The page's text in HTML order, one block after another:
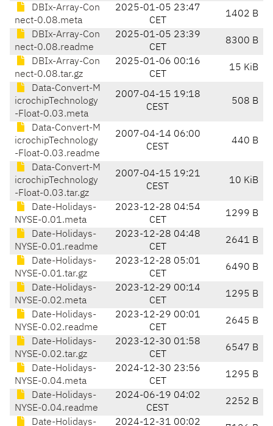
DBIx-Array-Con
nect-0.08.meta
2025-01-05 23:47
CET
1402 B
DBIx-Array-Con
nect-0.08.readme
2025-01-05 23:39
CET
8300 B
DBIx-Array-Con
nect-0.08.tar.gz
2025-01-06 00:16
CET
15 KiB
Data-Convert-M
icrochipTechnology
-Float-0.03.meta
2007-04-15 19:18
CEST
508 B
Data-Convert-M
icrochipTechnology
-Float-0.03.readme
2007-04-14 06:00
CEST
440 B
Data-Convert-M
icrochipTechnology
-Float-0.03.tar.gz
2007-04-15 19:21
CEST
10 KiB
Date-Holidays-
NYSE-0.01.meta
2023-12-28 04:54
CET
1299 B
Date-Holidays-
NYSE-0.01.readme
2023-12-28 04:48
CET
2641 B
Date-Holidays-
NYSE-0.01.tar.gz
2023-12-28 05:01
CET
6490 B
Date-Holidays-
NYSE-0.02.meta
2023-12-29 00:14
CET
1295 B
Date-Holidays-
NYSE-0.02.readme
2023-12-29 00:01
CET
2645 B
Date-Holidays-
NYSE-0.02.tar.gz
2023-12-30 01:58
CET
6547 B
Date-Holidays-
NYSE-0.04.meta
2024-12-30 23:56
CET
1295 B
Date-Holidays-
NYSE-0.04.readme
2024-06-19 04:02
CEST
2252 B
Date-Holidays- 2024-12-31 00:02